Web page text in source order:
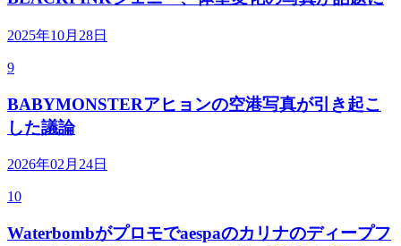
2025年10月28日
9
BABYMONSTERアヒョンの空港写真が引き起こ
した議論
2026年02月24日
10
Waterbombがプロモでaespaのカリナのディープフ